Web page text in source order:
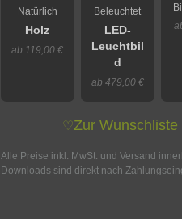
Natürlich
Holz
ab 119,00 €
Beleuchtet
LED-
Leuchtbil
d
ab 479,00 €
♡Zur Wunschliste
Alle Preise inkl. MwSt. und Versand
Downloads sind direkt nach